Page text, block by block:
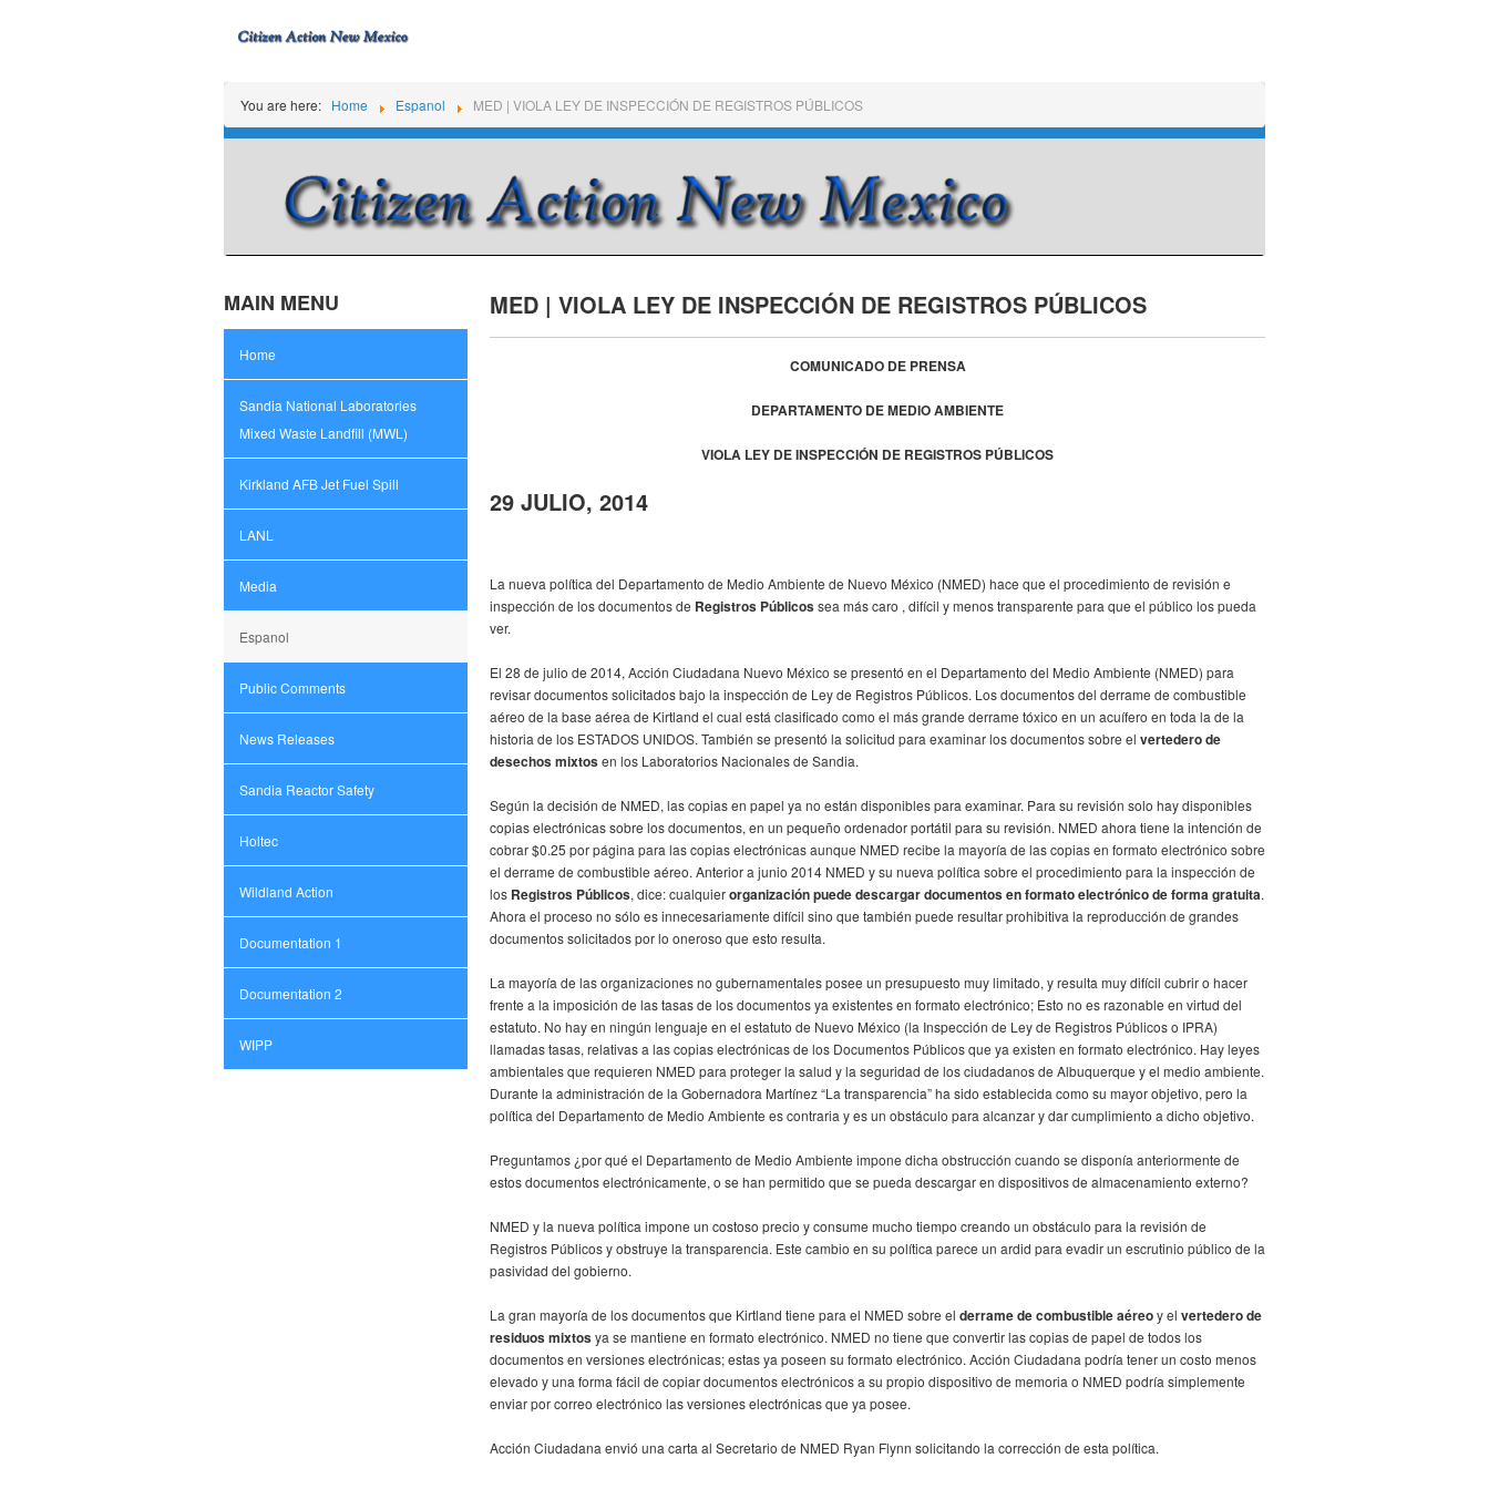
You are here: Home Espanol MED | VIOLA LEY DE INSPECCIÓN DE REGISTROS PÚBLICOS
MAIN MENU
Home
Sandia National Laboratories
Mixed Waste Landfill (MWL)
Kirkland AFB Jet Fuel Spill
LANL
Media
Espanol
Public Comments
News Releases
Sandia Reactor Safety
Holtec
Wildland Action
Documentation 1
Documentation 2
WIPP
MED | VIOLA LEY DE INSPECCIÓN DE REGISTROS PÚBLICOS
COMUNICADO DE PRENSA
DEPARTAMENTO DE MEDIO AMBIENTE
VIOLA LEY DE INSPECCIÓN DE REGISTROS PÚBLICOS
29 JULIO, 2014
La nueva política del Departamento de Medio Ambiente de Nuevo México (NMED) hace que el procedimiento de revisión e
inspección de los documentos de Registros Públicossea más caro , difícil y menos transparente para que el público los pueda
ver.
El 28 de julio de 2014, Acción Ciudadana Nuevo México se presentó en el Departamento del Medio Ambiente (NMED) para
revisar documentos solicitados bajo la inspección de Ley de Registros Públicos. Los documentos del derrame de combustible
aéreo de la base aérea de Kirtland el cual está clasificado como el más grande derrame tóxico en un acuífero en toda la de la
historia de los ESTADOS UNIDOS. También se presentó la solicitud para examinar los documentos sobre el vertedero de
desechos mixtosen los Laboratorios Nacionales de Sandia.
Según la decisión de NMED, las copias en papel ya no están disponibles para examinar. Para su revisión solo hay disponibles
copias electrónicas sobre los documentos, en un pequeño ordenador portátil para su revisión. NMED ahora tiene la intención de
cobrar $0.25 por página para las copias electrónicas aunque NMED recibe la mayoría de las copias en formato electrónico sobre
el derrame de combustible aéreo. Anterior a junio 2014 NMED y su nueva política sobre el procedimiento para la inspección de
los Registros Públicos, dice: cualquierorganización puede descargar documentos en formato electrónico de forma gratuita.
Ahora el proceso no sólo es innecesariamente difícil sino que también puede resultar prohibitiva la reproducción de grandes
documentos solicitados por lo oneroso que esto resulta.
La mayoría de las organizaciones no gubernamentales posee un presupuesto muy limitado, y resulta muy difícil cubrir o hacer
frente a la imposición de las tasas de los documentos ya existentes en formato electrónico; Esto no es razonable en virtud del
estatuto. No hay en ningún lenguaje en el estatuto de Nuevo México (la Inspección de Ley de Registros Públicos o IPRA)
llamadas tasas, relativas a las copias electrónicas de los Documentos Públicos que ya existen en formato electrónico. Hay leyes
ambientales que requieren NMED para proteger la salud y la seguridad de los ciudadanos de Albuquerque y el medio ambiente.
Durante la administración de la Gobernadora Martínez “La transparencia” ha sido establecida como su mayor objetivo, pero la
política del Departamento de Medio Ambiente es contraria y es un obstáculo para alcanzar y dar cumplimiento a dicho objetivo.
Preguntamos ¿por qué el Departamento de Medio Ambiente impone dicha obstrucción cuando se disponía anteriormente de
estos documentos electrónicamente, o se han permitido que se pueda descargar en dispositivos de almacenamiento externo?
NMED y la nueva política impone un costoso precio y consume mucho tiempo creando un obstáculo para la revisión de
Registros Públicos y obstruye la transparencia. Este cambio en su política parece un ardid para evadir un escrutinio público de la
pasividad del gobierno.
La gran mayoría de los documentos que Kirtland tiene para el NMED sobre el derrame de combustible aéreoy el vertedero de
residuos mixtosya se mantiene en formato electrónico. NMED no tiene que convertir las copias de papel de todos los
documentos en versiones electrónicas; estas ya poseen su formato electrónico. Acción Ciudadana podría tener un costo menos
elevado y una forma fácil de copiar documentos electrónicos a su propio dispositivo de memoria o NMED podría simplemente
enviar por correo electrónico las versiones electrónicas que ya posee.
Acción Ciudadana envió una carta al Secretario de NMED Ryan Flynn solicitando la corrección de esta política.